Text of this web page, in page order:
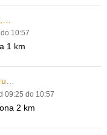
10:57
1 km
09:25 do 10:57
2 km